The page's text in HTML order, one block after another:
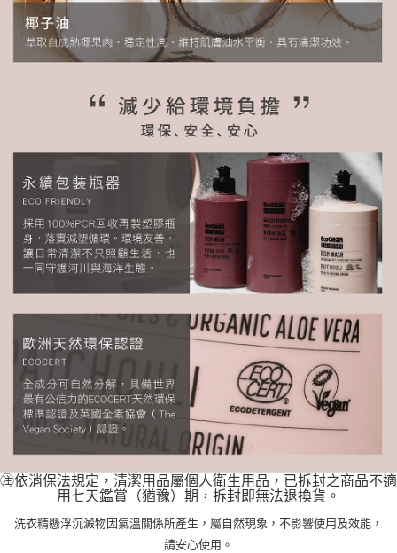
㊟依消保法規定，清潔用品屬個人衛生用品，已拆封之商品不適
用七天鑑賞（猶豫）期，拆封即無法退換貨。
洗衣精懸浮沉澱物因氣溫關係所產生，屬自然現象，不影響使用及效能，
請安心使用。